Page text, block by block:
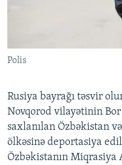
Polis
Rusiya bayrağı təsvir
Novqorod vilayətinin
saxlanılan Özbəkistan
ölkəsinə deportasiya
Özbəkistanın Miqrasiya